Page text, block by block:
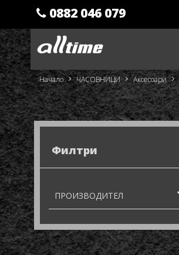
0882 046 079
Прескачане
към
съдържанието
Начало ЧАСОВНИЦИ Аксесоари
Филтри
ПРОИЗВОДИТЕЛ